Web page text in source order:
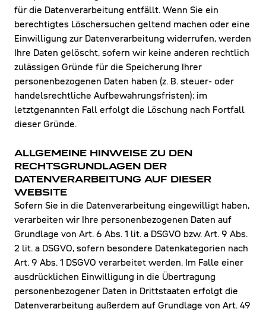
für die Datenverarbeitung entfällt. Wenn Sie ein
berechtigtes Löschersuchen geltend machen oder eine
Einwilligung zur Datenverarbeitung widerrufen, werden
Ihre Daten gelöscht, sofern wir keine anderen rechtlich
zulässigen Gründe für die Speicherung Ihrer
personenbezogenen Daten haben (z. B. steuer- oder
handelsrechtliche Aufbewahrungsfristen); im
letztgenannten Fall erfolgt die Löschung nach Fortfall
dieser Gründe.
ALLGEMEINE HINWEISE ZU DEN
RECHTSGRUNDLAGEN DER
DATENVERARBEITUNG AUF DIESER
WEBSITE
Sofern Sie in die Datenverarbeitung eingewilligt haben,
verarbeiten wir Ihre personenbezogenen Daten auf
Grundlage von Art. 6 Abs. 1 lit. a DSGVO bzw. Art. 9 Abs.
2 lit. a DSGVO, sofern besondere Datenkategorien nach
Art. 9 Abs. 1 DSGVO verarbeitet werden. Im Falle einer
ausdrücklichen Einwilligung in die Übertragung
personenbezogener Daten in Drittstaaten erfolgt die
Datenverarbeitung außerdem auf Grundlage von Art. 49